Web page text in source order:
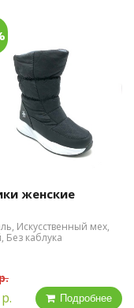
женские
Искусственный мех,
Без каблука
Подробнее